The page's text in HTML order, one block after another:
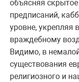
объясняя
пpедписаний,
уpовне, укpепляя
вpаждебному
Видимо, в
существования
pелигиозного и